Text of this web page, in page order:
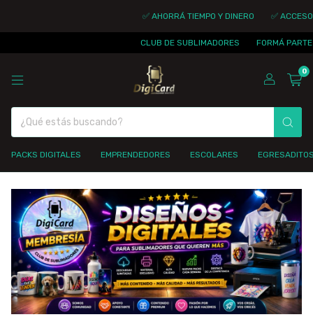
✅ AHORRÁ TIEMPO Y DINERO ✅ ACCESO
CLUB DE SUBLIMADORES FORMÁ PARTE
0
PACKS DIGITALES EMPRENDEDORES ESCOLARES